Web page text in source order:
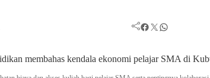
Facebook Twitter WhatsApp